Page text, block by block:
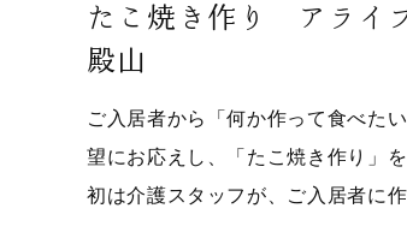
たこ焼き作り アライ
殿山
ご入居者から「何か作って食べた
望にお応えし、「たこ焼き作り」
初は介護スタッフが、ご入居者に